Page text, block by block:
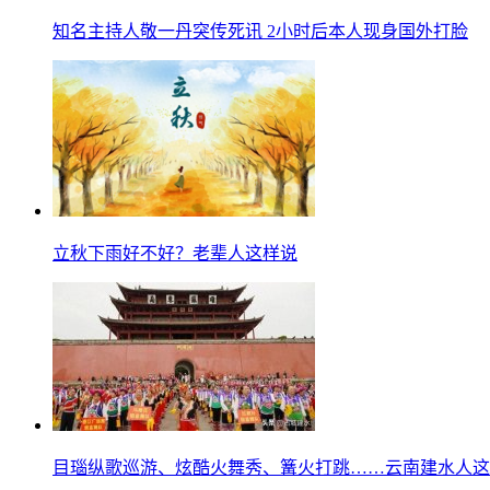
知名主持人敬一丹突传死讯 2小时后本人现身国外打脸
立秋下雨好不好？老辈人这样说
目瑙纵歌巡游、炫酷火舞秀、篝火打跳……云南建水人